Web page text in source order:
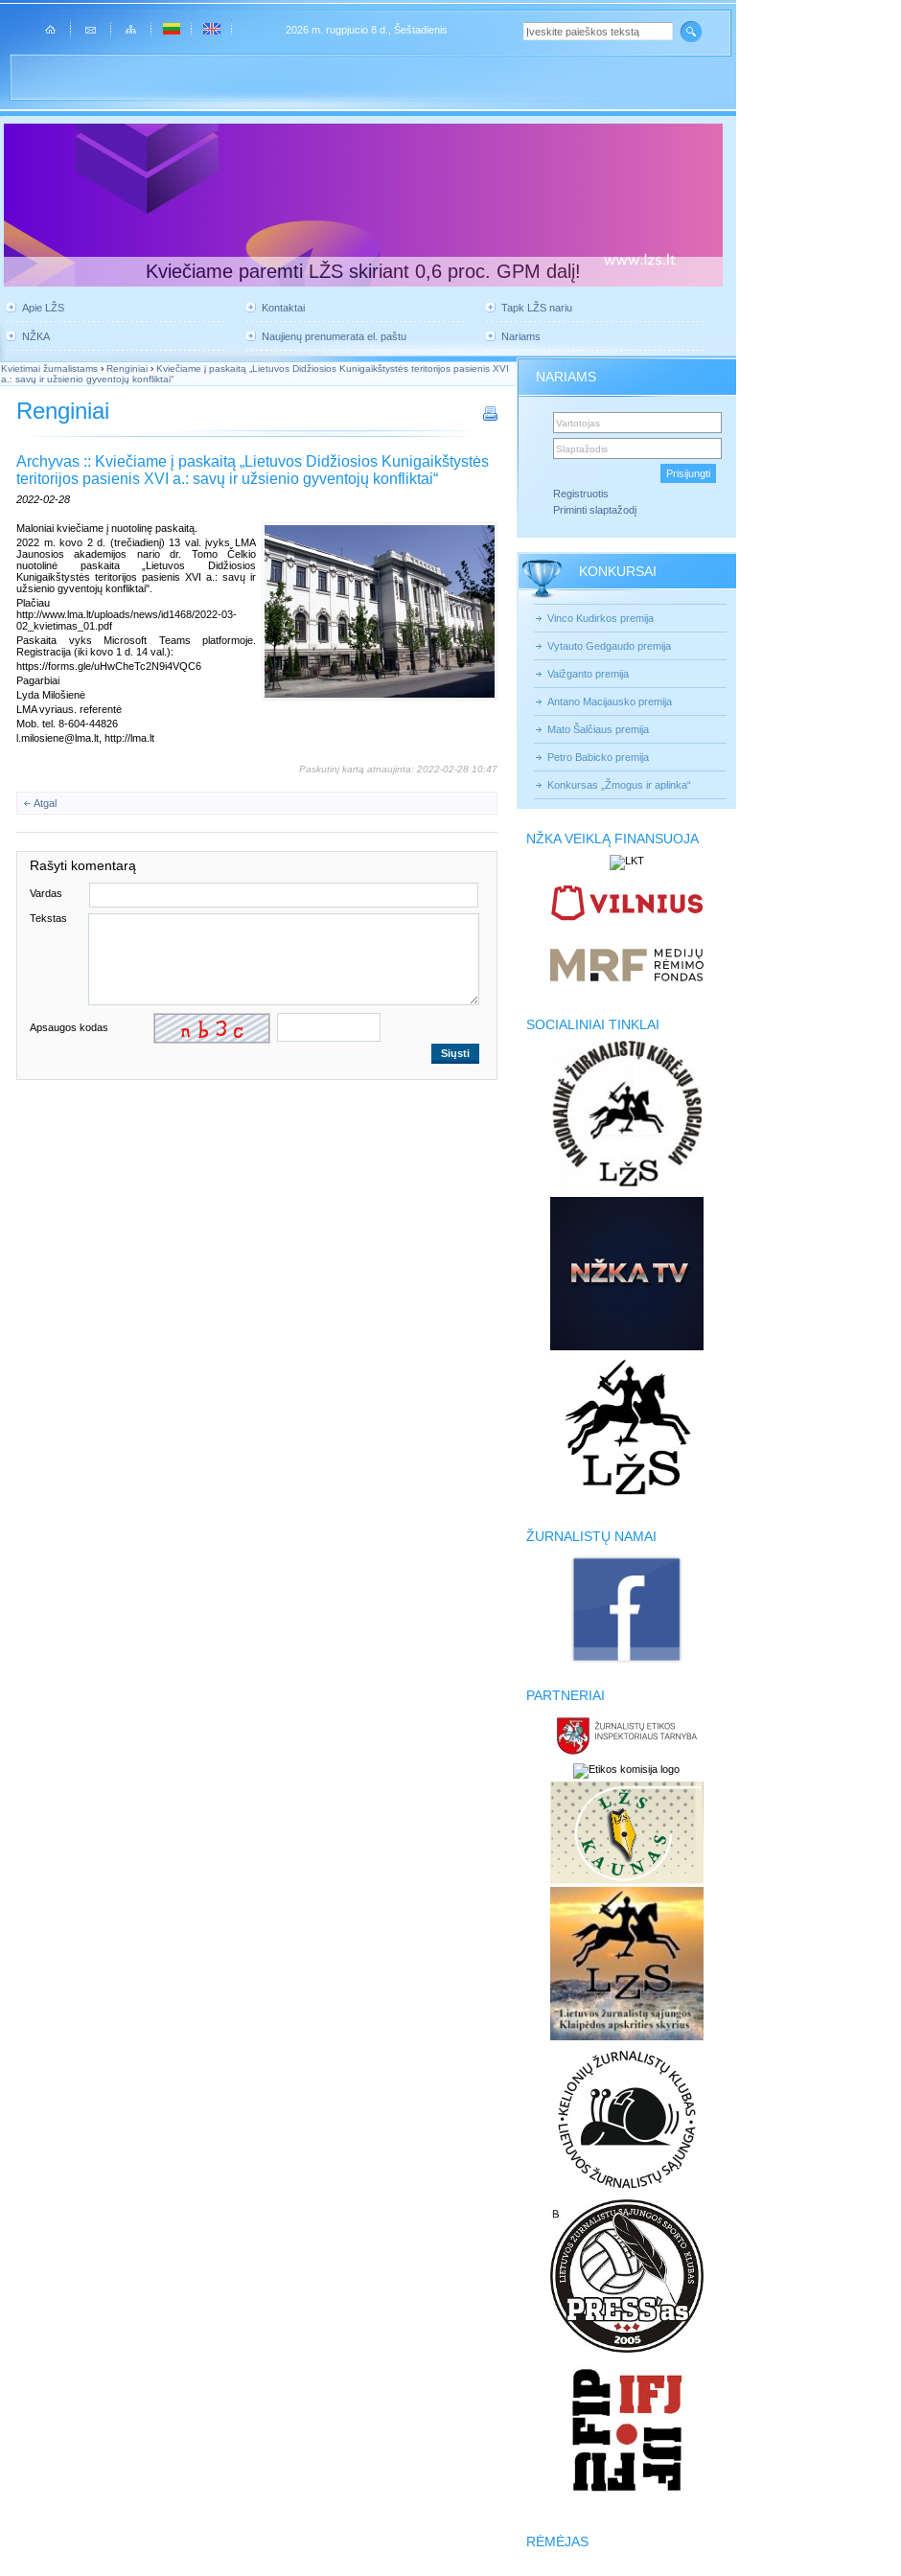
2026 m. rugpjucio 8 d., Šeštadienis
Kviečiame paremti LŽS skiriant 0,6 proc. GPM dalį!
Apie LŽS Kontaktai Tapk LŽS nariu
NŽKA Naujienų prenumerata el. paštu Nariams
Kvietimai žurnalistams › Renginiai › Kviečiame į paskaitą „Lietuvos Didžiosios Kunigaikštystės teritorijos pasienis XVI
a.: savų ir užsienio gyventojų konfliktai“
Renginiai
Archyvas :: Kviečiame į paskaitą „Lietuvos Didžiosios Kunigaikštystės
teritorijos pasienis XVI a.: savų ir užsienio gyventojų konfliktai“
2022-02-28
Maloniai kviečiame į nuotolinę paskaitą.
2022 m. kovo 2 d. (trečiadienį) 13 val. įvyks LMA
Jaunosios akademijos nario dr. Tomo Čelkio
nuotolinė paskaita „Lietuvos Didžiosios
Kunigaikštystės teritorijos pasienis XVI a.: savų ir
užsienio gyventojų konfliktai".
Plačiau
http://www.lma.lt/uploads/news/id1468/2022-03-
02_kvietimas_01.pdf
Paskaita vyks Microsoft Teams platformoje.
Registracija (iki kovo 1 d. 14 val.):
https://forms.gle/uHwCheTc2N9i4VQC6
Pagarbiai
Lyda Milošienė
LMA vyriaus. referentė
Mob. tel. 8-604-44826
l.milosiene@lma.lt, http://lma.lt
Paskutinį kartą atnaujinta: 2022-02-28 10:47
Atgal
Rašyti komentarą
Vardas
Tekstas
Apsaugos kodas
NARIAMS
Registruotis
Priminti slaptažodį
KONKURSAI
Vinco Kudirkos premija
Vytauto Gedgaudo premija
Vaižganto premija
Antano Macijausko premija
Mato Šalčiaus premija
Petro Babicko premija
Konkursas „Žmogus ir aplinka“
NŽKA VEIKLĄ FINANSUOJA
SOCIALINIAI TINKLAI
ŽURNALISTŲ NAMAI
PARTNERIAI
RĖMĖJAS